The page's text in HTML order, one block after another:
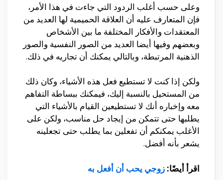
وعلى حسب أغلب الردود التي جاءت في هذا الأمر،
فإن المتعارف عليه أن العلاقة الحميمية لها العديد من
المعتقدات والأفكار المختلفة ما بين الأشخاص
وبعضهم وفيها أيضا العديد من الصور النفسية والصور
الذهنية المرتبطة، وبالتالي يمكنك أن تجاريه في ذلك.
ولكن إذا كنت لا تستطيع فعل هذه الأشياء، وكان ذلك
من المستحيل بالنسبة إليك، فيمكنك ببساطة التفاهم
معه وإخباره أنك لا تستطيعين القيام بالأشياء التي
يطلبها حتى تتمكن من إيجاد حل مناسب، ولكن على
الأغلب يمكنكم أن تفعلين بما يطلب حتى تجعلينه
يشعر بأنه أفضل.
اقرأ أيضًا: زوجي يحب أن أفعل به